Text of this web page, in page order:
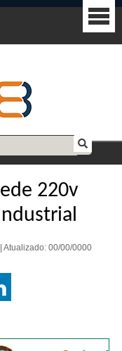
220v
Atualizado: 00/00/0000